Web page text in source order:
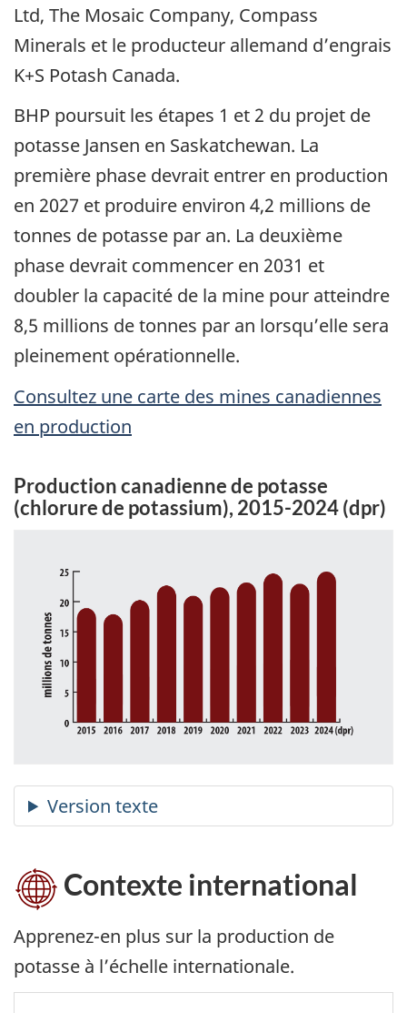
Ltd, The Mosaic Company, Compass
Minerals et le producteur allemand d’engrais
K+S Potash Canada.
BHP poursuit les étapes 1 et 2 du projet de
potasse Jansen en Saskatchewan. La
première phase devrait entrer en production
en 2027 et produire environ 4,2 millions de
tonnes de potasse par an. La deuxième
phase devrait commencer en 2031 et
doubler la capacité de la mine pour atteindre
8,5 millions de tonnes par an lorsqu’elle sera
pleinement opérationnelle.
Consultez une carte des mines canadiennes
en production
Production canadienne de potasse
(chlorure de potassium), 2015-2024 (dpr)
Contexte international
Apprenez-en plus sur la production de
potasse à l’échelle internationale.